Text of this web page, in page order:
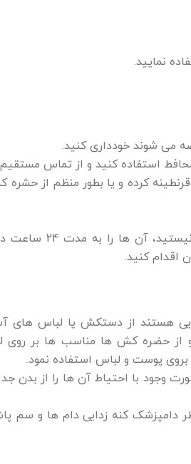
نمایید.
می شوند خودداری کنید.
استفاده کنید و از تماس مستقیم
قرنطینه کرده و یا بطور منظم از
اقدام کنید.
هستند از دستکش یا لباس های
از حضره کش ها مناسب ها بر روی
وجود با احتیاط آن ها را از بدن
دامپزشک کنه زدایی دام ها و سم